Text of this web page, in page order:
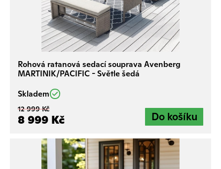
si, kdy bude nejvhodnější chvíle k nákupu.
Rohová ratanová sedací souprava Avenberg
MARTINIK/PACIFIC - Světle šedá
Skladem
12 999 Kč
8 999 Kč